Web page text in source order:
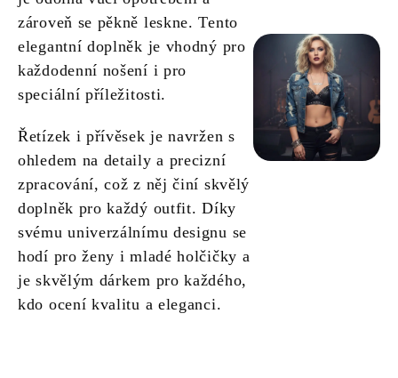
zároveň se pěkně leskne. Tento
elegantní doplněk je vhodný pro
každodenní nošení i pro
speciální příležitosti.
Řetízek i přívěsek je navržen s
ohledem na detaily a precizní
zpracování, což z něj činí skvělý
doplněk pro každý outfit. Díky
svému univerzálnímu designu se
hodí pro ženy i mladé holčičky a
je skvělým dárkem pro každého,
kdo ocení kvalitu a eleganci.